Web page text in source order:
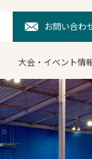
お問い合わ
大会・イベント情